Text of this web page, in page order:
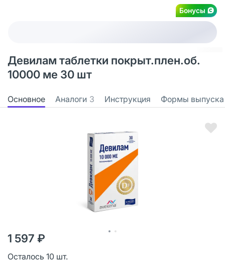
Бонусы
Девилам таблетки покрыт.плен.об.
10000 ме 30 шт
Основное Аналоги 3 Инструкция Формы выпуска
1 597 ₽
Осталось 10 шт.